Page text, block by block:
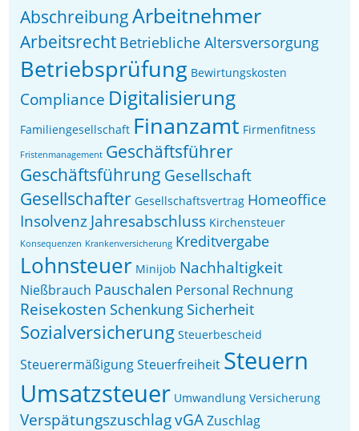
AbschreibungArbeitnehmer
Arbeitsrecht Betriebliche Altersversorgung
Betriebsprüfung Bewirtungskosten
Compliance Digitalisierung
Familiengesellschaft Finanzamt Firmenfitness
Fristenmanagement Geschäftsführer
Geschäftsführung Gesellschaft
Gesellschafter Gesellschaftsvertrag Homeoffice
InsolvenzJahresabschluss Kirchensteuer
Konsequenzen Krankenversicherung Kreditvergabe
Lohnsteuer Minijob Nachhaltigkeit
Nießbrauch Pauschalen Personal Rechnung
Reisekosten Schenkung Sicherheit
Sozialversicherung Steuerbescheid
SteuerermäßigungSteuerfreiheit Steuern
Umsatzsteuer Umwandlung Versicherung
VerspätungszuschlagvGAZuschlag